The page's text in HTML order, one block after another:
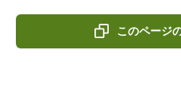
このページ